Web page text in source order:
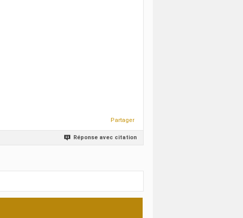
Partager
Réponse avec citation